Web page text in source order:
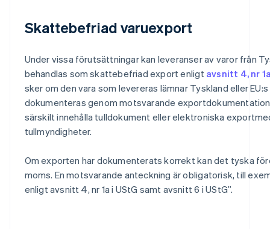
Skattebefriad varuexport
Under vissa förutsättningar kan leveranser av varor från
behandlas som skattebefriad export enligt avsnitt 4, nr
sker om den vara som levereras lämnar Tyskland eller
dokumenteras genom motsvarande
särskilt innehålla tulldokument eller elektroniska
tullmyndigheter.
Om exporten har dokumenterats korrekt kan det tyska
moms. En motsvarande anteckning är obligatorisk, till
enligt avsnitt 4, nr 1a i UStG samt avsnitt 6 i UStG”.